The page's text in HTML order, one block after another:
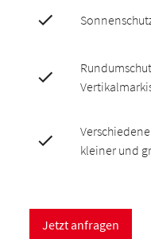
kleiner und
Jetzt anfragen